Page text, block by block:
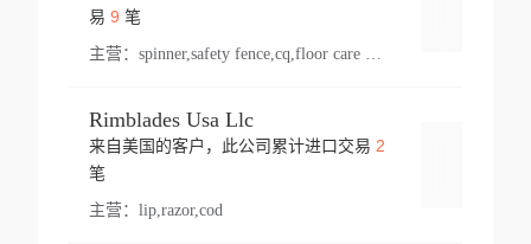
易 9 笔
主营：
Rimblades Usa Llc
来自美国的客户，此公司累计进口交易 2
笔
主营： lip,razor,cod